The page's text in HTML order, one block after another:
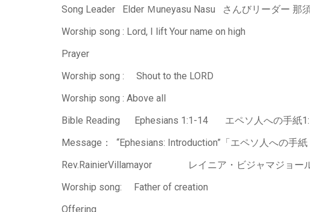
Song Leader Elder Ｍuneyasu Nasu さんびリーダー 那
Worship song : Lord, I lift Your name on high
Prayer
Worship song : Shout to the LORD
Worship song : Above all
Bible Reading Ephesians 1:1-14 エペソ人への手紙
Message： “Ephesians: Introduction”「エペソ人への手紙
Rev.RainierVillamayor レイニア・ビジャ
Worship song: Father of creation
Offering